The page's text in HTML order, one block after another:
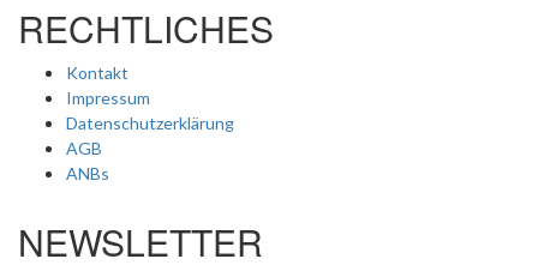
RECHTLICHES
Kontakt
Impressum
Datenschutzerklärung
AGB
ANBs
NEWSLETTER